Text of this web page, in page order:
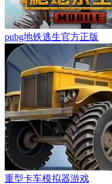
pubg地铁逃生官方正版
重型卡车模拟器游戏